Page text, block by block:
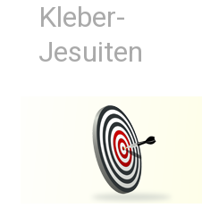
Kleber-
Jesuiten